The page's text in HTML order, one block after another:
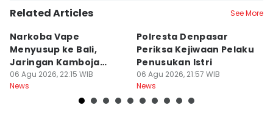
Related Articles See More
Narkoba Vape
Menyusup ke Bali,
Jaringan Kamboja
Terbongkar
06 Agu 2026, 22:15 WIB
News
Polresta Denpasar
Periksa Kejiwaan Pelaku
Penusukan Istri
06 Agu 2026, 21:57 WIB
News